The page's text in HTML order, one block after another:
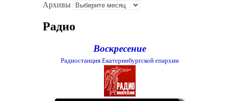
Архивы
Радио
Воскресение
Радиостанция Екатеринбургской епархии